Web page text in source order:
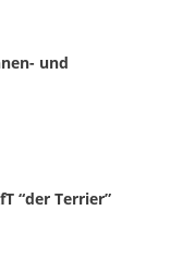
und
“der Terrier”